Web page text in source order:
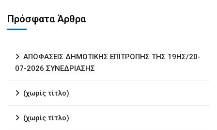
Πρόσφατα Άρθρα
ΑΠΟΦΑΣΕΙΣ ΔΗΜΟΤΙΚΗΣ ΕΠΙΤΡΟΠΗΣ ΤΗΣ 19ΗΣ/20-
07-2026 ΣΥΝΕΔΡΙΑΣΗΣ
(χωρίς τίτλο)
(χωρίς τίτλο)